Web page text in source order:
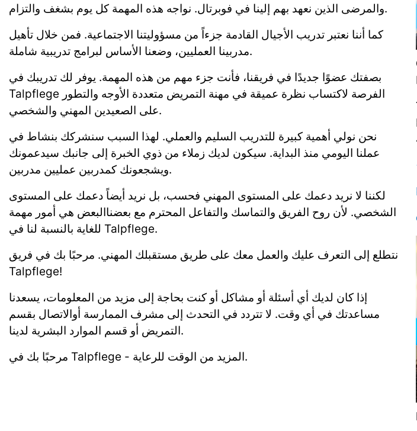
والمرضى الذين نعهد بهم إلينا في فوبرتال. نواجه هذه المهمة كل يوم بشغف والتزام.
كما أننا نعتبر تدريب الأجيال القادمة جزءاً من مسؤوليتنا الاجتماعية. فمن خلال تأهيل
مدربينا العمليين، وضعنا الأساس لبرامج تدريبية شاملة.
بصفتك عضوًا جديدًا في فريقنا، فأنت جزء مهم من هذه المهمة. يوفر لك تدريبك في
Talpflege الفرصة لاكتساب نظرة عميقة في مهنة التمريض متعددة الأوجه والتطور
على الصعيدين المهني والشخصي.
نحن نولي أهمية كبيرة للتدريب السليم والعملي. لهذا السبب سنشركك بنشاط في
عملنا اليومي منذ البداية. سيكون لديك زملاء من ذوي الخبرة إلى جانبك سيدعمونك
ويشجعونك كمدربين عمليين مدربين.
لكننا لا نريد دعمك على المستوى المهني فحسب، بل نريد أيضاً دعمك على المستوى
الشخصي. لأن روح الفريق والتماسك والتفاعل المحترم مع بعضناالبعض هي أمور مهمة
للغاية بالنسبة لنا في Talpflege.
نتطلع إلى التعرف عليك والعمل معك على طريق مستقبلك المهني. مرحبًا بك في فريق
Talpflege!
إذا كان لديك أي أسئلة أو مشاكل أو كنت بحاجة إلى مزيد من المعلومات، يسعدنا
مساعدتك في أي وقت. لا تتردد في التحدث إلى مشرف الممارسة أوالاتصال بقسم
التمريض أو قسم الموارد البشرية لدينا.
مرحبًا بك في Talpflege - المزيد من الوقت للرعاية.